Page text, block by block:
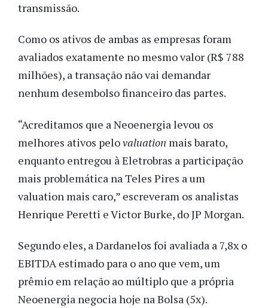
transmissão.
Como os ativos de ambas as empresas foram
avaliados exatamente no mesmo valor (R$ 788
milhões), a transação não vai demandar
nenhum desembolso financeiro das partes.
“Acreditamos que a Neoenergia levou os
melhores ativos pelovaluation mais barato,
enquanto entregou à Eletrobras a participação
mais problemática na Teles Pires a um
valuation mais caro,” escreveram os analistas
Henrique Peretti e Victor Burke, do JP Morgan.
Segundo eles, a Dardanelos foi avaliada a 7,8x o
EBITDA estimado para o ano que vem, um
prêmio em relação ao múltiplo que a própria
Neoenergia negocia hoje na Bolsa (5x).